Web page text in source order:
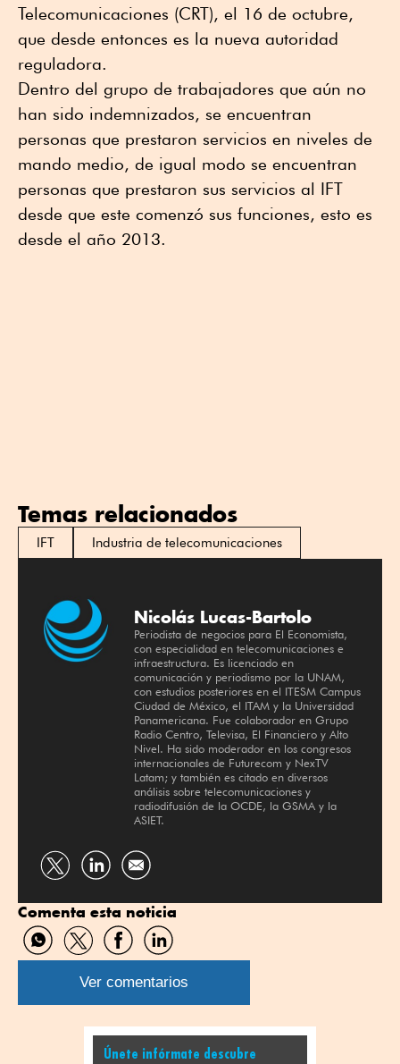
Telecomunicaciones (CRT), el 16 de octubre,
que desde entonces es la nueva autoridad
reguladora.
Dentro del grupo de trabajadores que aún no
han sido indemnizados, se encuentran
personas que prestaron servicios en niveles de
mando medio, de igual modo se encuentran
personas que prestaron sus servicios al IFT
desde que este comenzó sus funciones, esto es
desde el año 2013.
Temas relacionados
IFT Industria de telecomunicaciones
Nicolás Lucas-Bartolo
Periodista de negocios para El Economista,
con especialidad en telecomunicaciones e
infraestructura. Es licenciado en
comunicación y periodismo por la UNAM,
con estudios posteriores en el ITESM Campus
Ciudad de México, el ITAM y la Universidad
Panamericana. Fue colaborador en Grupo
Radio Centro, Televisa, El Financiero y Alto
Nivel. Ha sido moderador en los congresos
internacionales de Futurecom y NexTV
Latam; y también es citado en diversos
análisis sobre telecomunicaciones y
radiodifusión de la OCDE, la GSMA y la
ASIET.
Compartir
Twitter
Compartir
Linkedin
Comenta esta noticia
Compartir
por
WhatsApp
Compartir
por
Twitter
Compartir
por
Facebook
Compartir
por
Linkedin
Ver comentarios
Únete infórmate descubre